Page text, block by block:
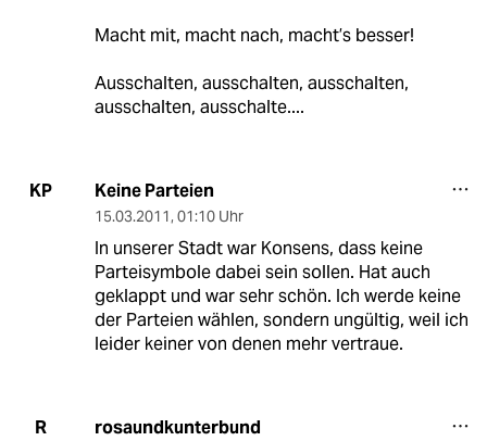
Macht mit, macht nach, macht’s besser!
Ausschalten, ausschalten, ausschalten,
ausschalten, ausschalte....
KP Keine Parteien
15.03.2011, 01:10 Uhr
In unserer Stadt war Konsens, dass keine
Parteisymbole dabei sein sollen. Hat auch
geklappt und war sehr schön. Ich werde keine
der Parteien wählen, sondern ungültig, weil ich
leider keiner von denen mehr vertraue.
R rosaundkunterbund